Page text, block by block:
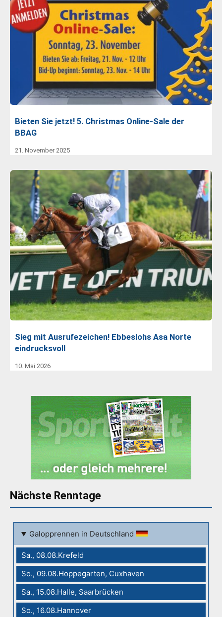
Bieten Sie jetzt! 5. Christmas Online-Sale der
BBAG
21. November 2025
Sieg mit Ausrufezeichen! Ebbeslohs Asa Norte
eindrucksvoll
10. Mai 2026
Nächste Renntage
Galopprennen in Deutschland
Sa., 08.08.Krefeld
So., 09.08.Hoppegarten, Cuxhaven
Sa., 15.08.Halle, Saarbrücken
So., 16.08.Hannover